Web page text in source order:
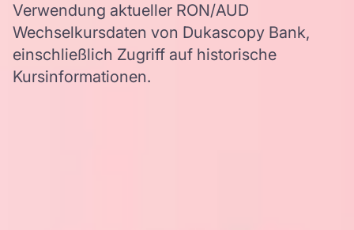
Verwendung aktueller RON/AUD
Wechselkursdaten von Dukascopy Bank,
einschließlich Zugriff auf historische
Kursinformationen.